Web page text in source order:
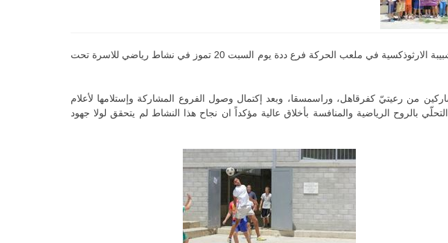
في جو من التحدّي والمنافسة والروح الرياضية إجتمع حوالي المئة ثانوي من مركز طرابلس في حركة الشبيبة الارثوذكسية في ملعب الحركة فرع ددة يوم السبت 20 تموز في نشاط رياضي للاسرة تحت
من رعيتيّ كفرقاهل، وراسمسقا، وبعد إكتمال وصول الفروع المشاركة وإستلامها لأعلام
بالروح الرياضية والمنافسة بأخلاق عالية مؤكداً ان نجاح هذا النشاط لم يتحقق لولا جهود